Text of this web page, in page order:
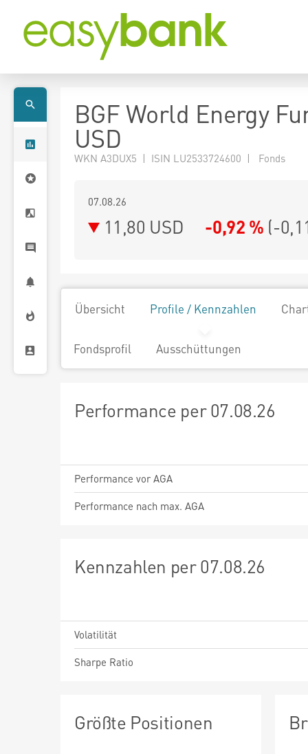
BGF World Energy
USD
WKN A3DUX5 | ISIN LU2533724600 | Fonds
07.08.26
11,80 USD -0,92 % (-
Übersicht Profile / Kennzahlen
Fondsprofil Ausschüttungen
Performance per 07.08.26
Performance vor AGA
Performance nach max. AGA
Kennzahlen per 07.08.26
Volatilität
Sharpe Ratio
Größte Positionen